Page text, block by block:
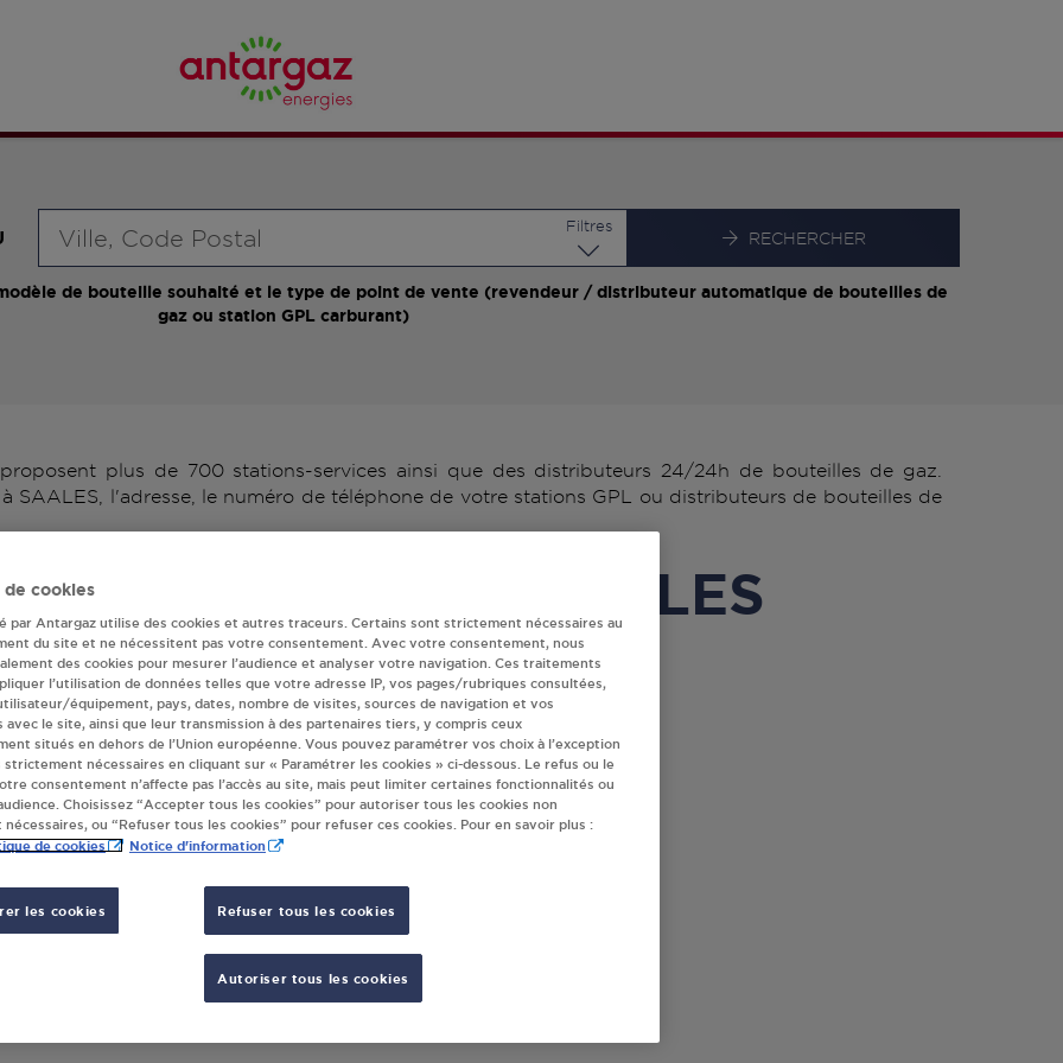
Filtres
RECHERCHER
de bouteille souhaité et le type de point de vente (revendeur / distributeur automatique de bouteilles de
gaz ou station GPL carburant)
plus de 700 stations-services ainsi que des distributeurs 24/24h de bouteilles de gaz.
SAALES, l'adresse, le numéro de téléphone de votre stations GPL ou distributeurs de bouteilles de
Antargaz à SAALES
SNC SAALES
RUE
SAALES
S'Y RENDRE
de cookies
par Antargaz utilise des cookies et autres traceurs. Certains sont strictement nécessaires au
du site et ne nécessitent pas votre consentement. Avec votre consentement, nous
des cookies pour mesurer l’audience et analyser votre navigation. Ces traitements
l’utilisation de données telles que votre adresse IP, vos pages/rubriques consultées,
équipement, pays, dates, nombre de visites, sources de navigation et vos
avec le site, ainsi que leur transmission à des partenaires tiers, y compris ceux
situés en dehors de l’Union européenne. Vous pouvez paramétrer vos choix à l’exception
strictement nécessaires en cliquant sur « Paramétrer les cookies » ci-dessous. Le refus ou le
consentement n’affecte pas l’accès au site, mais peut limiter certaines fonctionnalités ou
Choisissez “Accepter tous les cookies” pour autoriser tous les cookies non
ou “Refuser tous les cookies” pour refuser ces cookies. Pour en savoir plus :
de cookies Notice d'information
les cookies Refuser tous les cookies
Autoriser tous les cookies